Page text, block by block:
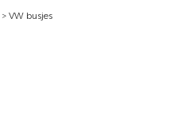
> VW busjes